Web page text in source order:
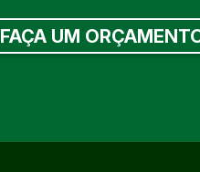
FAÇA UM